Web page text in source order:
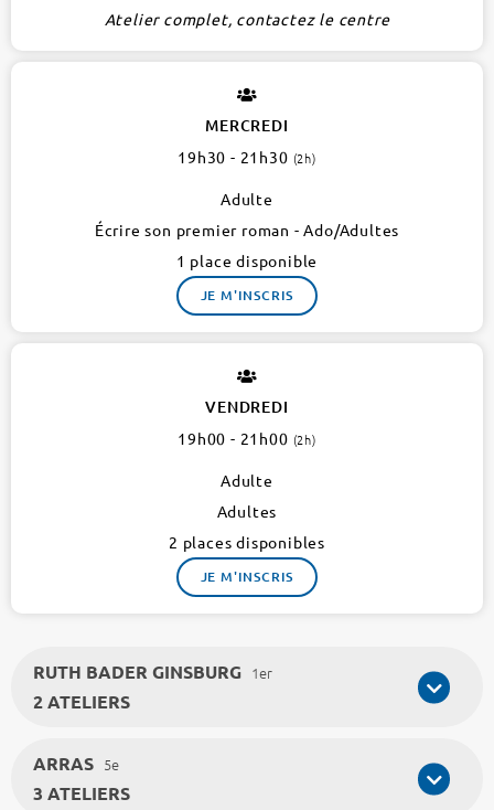
Atelier complet, contactez le centre
MERCREDI
19h30 - 21h30 (2h)
Adulte
Écrire son premier roman - Ado/Adultes
1 place disponible
JE M'INSCRIS
VENDREDI
19h00 - 21h00 (2h)
Adulte
Adultes
2 places disponibles
JE M'INSCRIS
RUTH BADER GINSBURG 1er
2 ATELIERS
ARRAS 5e
3 ATELIERS